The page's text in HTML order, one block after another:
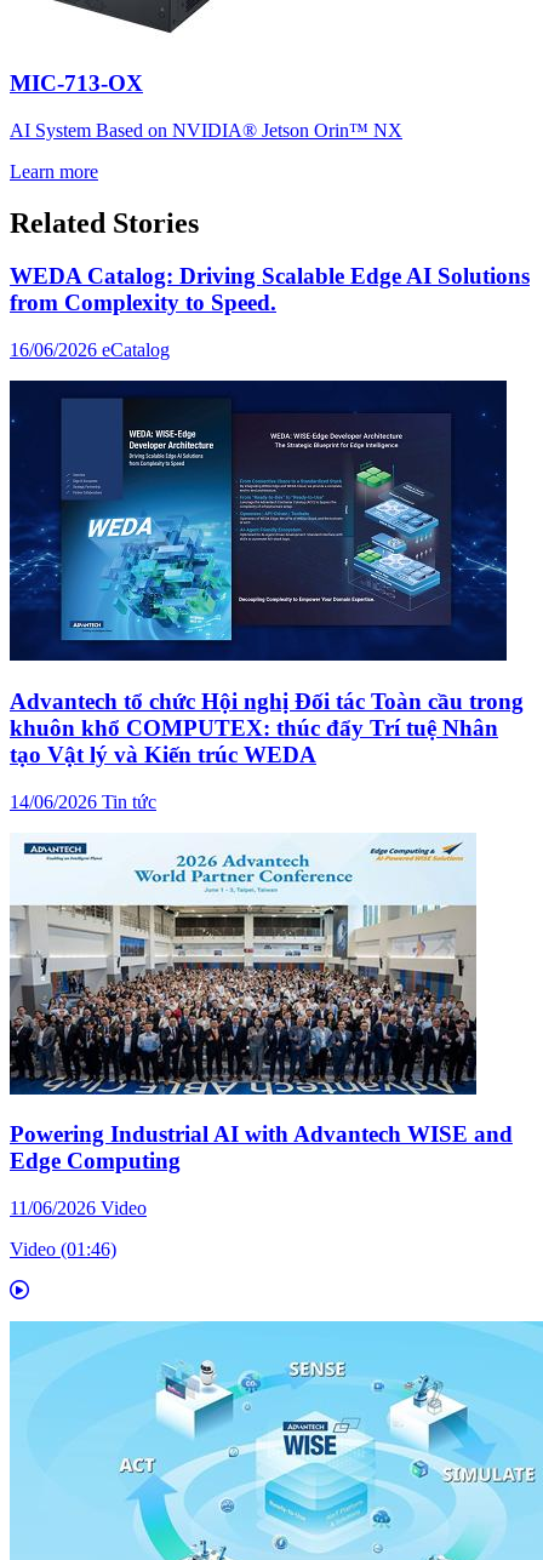
MIC-713-OX
AI System Based on NVIDIA® Jetson Orin™ NX
Learn more
Related Stories
WEDA Catalog: Driving Scalable Edge AI Solutions
from Complexity to Speed.
16/06/2026 eCatalog
Advantech tổ chức Hội nghị Đối tác Toàn cầu trong
khuôn khổ COMPUTEX: thúc đẩy Trí tuệ Nhân
tạo Vật lý và Kiến trúc WEDA
14/06/2026 Tin tức
Powering Industrial AI with Advantech WISE and
Edge Computing
11/06/2026 Video
Video (01:46)